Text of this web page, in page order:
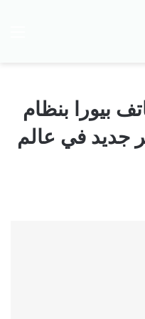
بيورا بنظام
جديد في عالم